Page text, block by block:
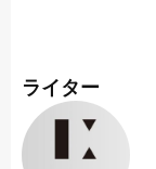
ライター